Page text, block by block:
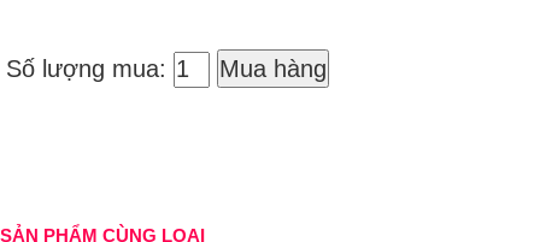
Số lượng mua: Mua hàng
SẢN PHẨM CÙNG LOẠI